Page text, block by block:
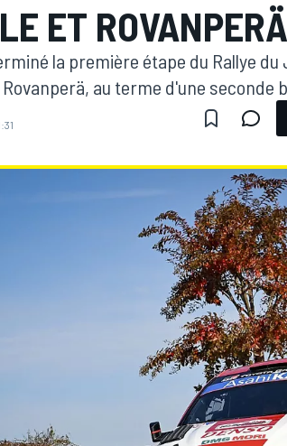
ET ROVANPERÄ
la première étape du Rallye
Rovanperä, au terme d'une seconde